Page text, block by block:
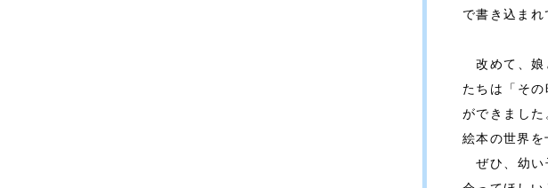
で書き込まれ
改めて、娘
たちは「そ
ができまし
絵本の世界を
ぜひ、幼い